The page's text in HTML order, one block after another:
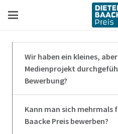
Inhalt
Navigation
Wir haben ein kleines,
Medienprojekt
Bewerbung?
Kann man sich mehrmals
Baacke Preis bewerben?